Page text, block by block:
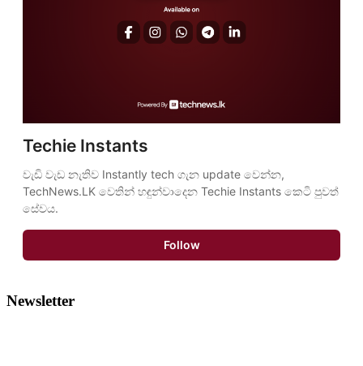
Techie Instants
වැඩි වැඩ නැතිව Instantly tech ගැන update වෙන්න,
TechNews.LK වෙතින් හඳුන්වාදෙන Techie Instants කෙටි පුවත්
සේවය.
Follow
Newsletter